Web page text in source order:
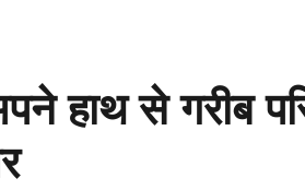
हाथ से गरीब